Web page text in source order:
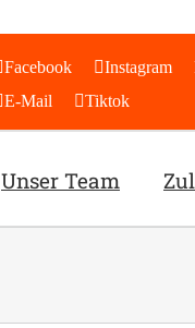
Facebook Instagram
E-Mail
Tiktok
Unser Team